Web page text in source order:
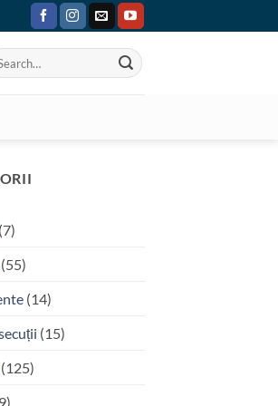
(14)
(15)
(125)